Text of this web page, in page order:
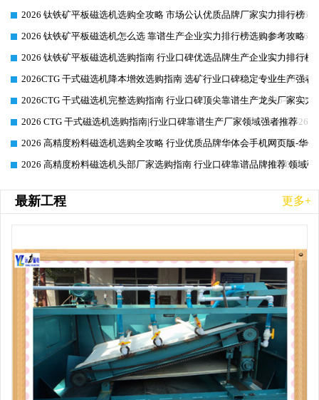
2026-06-26
2026 钛铁矿平板磁选机选购全攻略 市场公认优质品牌厂家实力排行榜
2026-06-26
2026 钛铁矿平板磁选机怎么选 靠谱生产企业实力排行榜选购参考攻略
2026-06-26
2026 钛铁矿平板磁选机选购指南 行业口碑优选品牌生产企业实力排行榜
2026-06-26
2026CTG 干式磁选机降本增效选购指南 选矿行业口碑稳定专业生产强者
2026-06-26
2026CTG 干式磁选机完整选购指南 行业口碑顶尖靠谱生产龙头厂家实力
2026-06-26
2026 CTG 干式磁选机选购指南|行业口碑靠谱生产厂家领域强者推荐
2026-06-26
2026 高精度粉料磁选机选购全攻略 行业优质品牌华体会手机网页版-华
2026-06-26
2026 高精度粉料磁选机头部厂家选购指南 行业口碑靠谱品牌推荐 领域
最新工程 更多+